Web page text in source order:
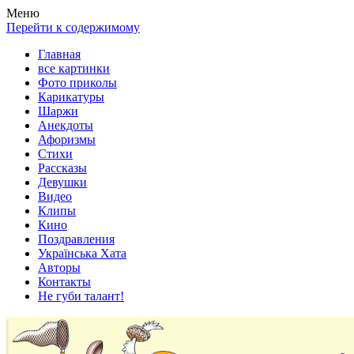
Весела хата — прикольные картинки, смешные истории, клипы!
Покажем всем ваши фото приколы, карикатуры, шаржи, стихи,
Меню
Перейти к содержимому
Главная
все картинки
Фото приколы
Карикатуры
Шаржи
Анекдоты
Афоризмы
Стихи
Рассказы
Девушки
Видео
Клипы
Кино
Поздравления
Українська Хата
Авторы
Контакты
Не губи талант!